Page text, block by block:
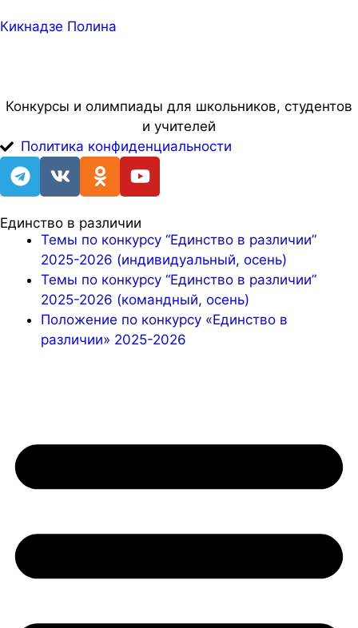
Кикнадзе Полина
Конкурсы и олимпиады для школьников, студентов
и учителей
Политика конфиденциальности
Единство в различии
Темы по конкурсу “Единство в различии”
2025-2026 (индивидуальный, осень)
Темы по конкурсу “Единство в различии”
2025-2026 (командный, осень)
Положение по конкурсу «Единство в
различии» 2025-2026